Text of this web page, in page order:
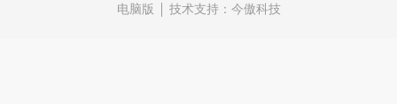
电脑版
技术支持： 今傲科技